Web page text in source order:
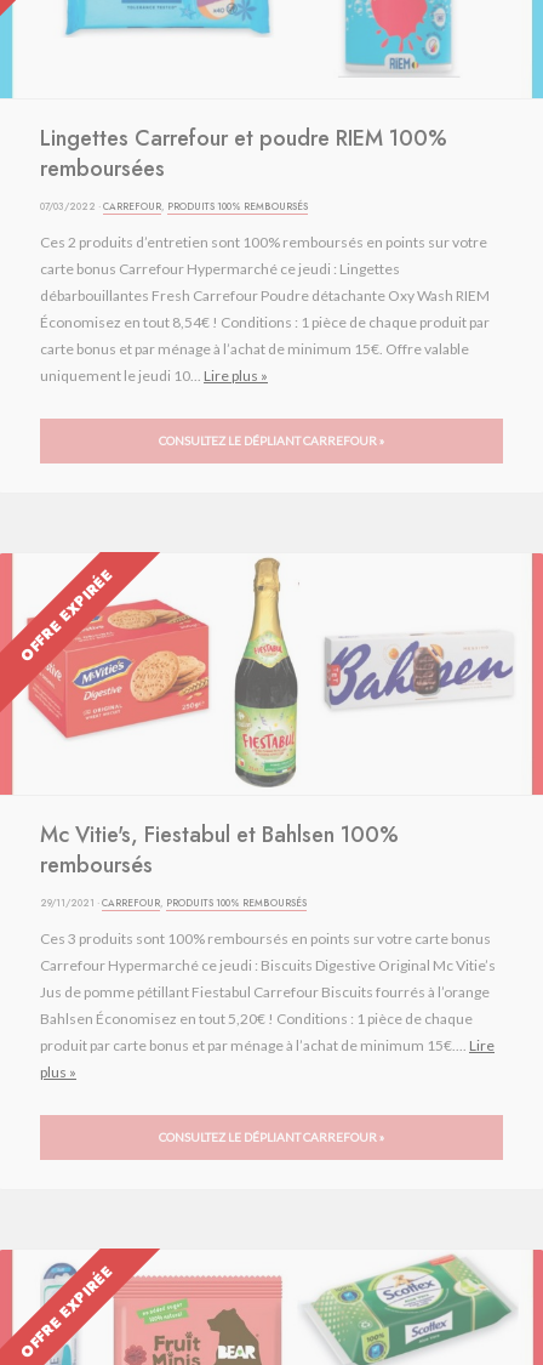
Lingettes Carrefour et poudre RIEM 100%
remboursées
07/03/2022 ·CARREFOUR, PRODUITS 100% REMBOURSÉS
Ces 2 produits d’entretien sont 100% remboursés en points sur votre
carte bonus Carrefour Hypermarché ce jeudi : Lingettes
débarbouillantes Fresh Carrefour Poudre détachante Oxy Wash RIEM
Économisez en tout 8,54€ ! Conditions : 1 pièce de chaque produit par
carte bonus et par ménage à l’achat de minimum 15€. Offre valable
uniquement le jeudi 10... Lire plus »
CONSULTEZ LE DÉPLIANT CARREFOUR »
OFFRE EXPIRÉE
Mc Vitie's, Fiestabul et Bahlsen 100%
remboursés
29/11/2021 ·CARREFOUR, PRODUITS 100% REMBOURSÉS
Ces 3 produits sont 100% remboursés en points sur votre carte bonus
Carrefour Hypermarché ce jeudi : Biscuits Digestive Original Mc Vitie’s
Jus de pomme pétillant Fiestabul Carrefour Biscuits fourrés à l’orange
Bahlsen Économisez en tout 5,20€ ! Conditions : 1 pièce de chaque
produit par carte bonus et par ménage à l’achat de minimum 15€.... Lire
plus »
CONSULTEZ LE DÉPLIANT CARREFOUR »
OFFRE EXPIRÉE